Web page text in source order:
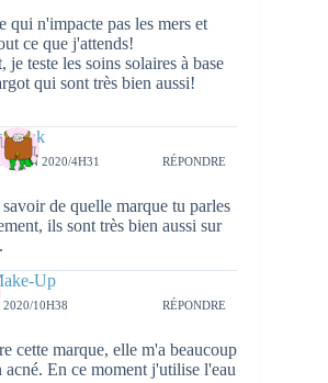
qui n'impacte pas les mers et
ce que j'attends!
je teste les soins solaires à base
qui sont très bien aussi!
JUIN 2020/4H31 RÉPONDRE
savoir de quelle marque tu parles
ils sont très bien aussi sur
Up
2020/10H38 RÉPONDRE
cette marque, elle m'a beaucoup
acné. En ce moment j'utilise l'eau